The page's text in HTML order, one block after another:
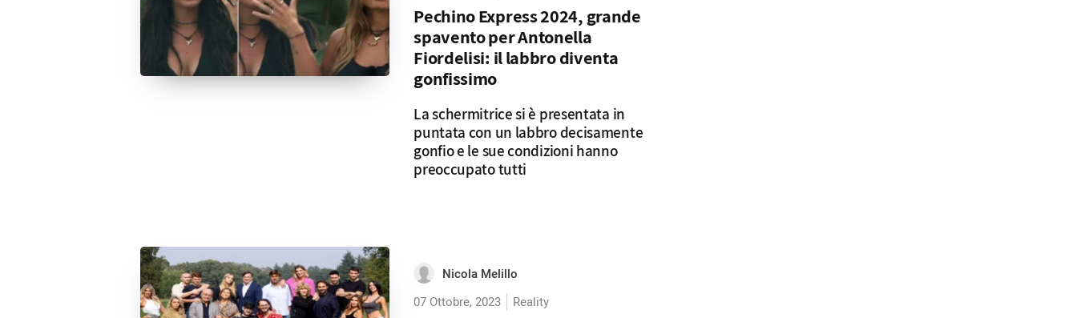
Pechino Express 2024, grande
spavento per Antonella
Fiordelisi: il labbro diventa
gonfissimo
La schermitrice si è presentata in
puntata con un labbro decisamente
gonfio e le sue condizioni hanno
preoccupato tutti
Nicola Melillo
07 Ottobre, 2023
Reality